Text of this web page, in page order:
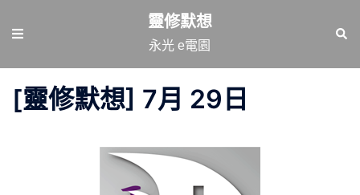
要
靈修默想
永光 e電園
[靈修默想] 7月 29日